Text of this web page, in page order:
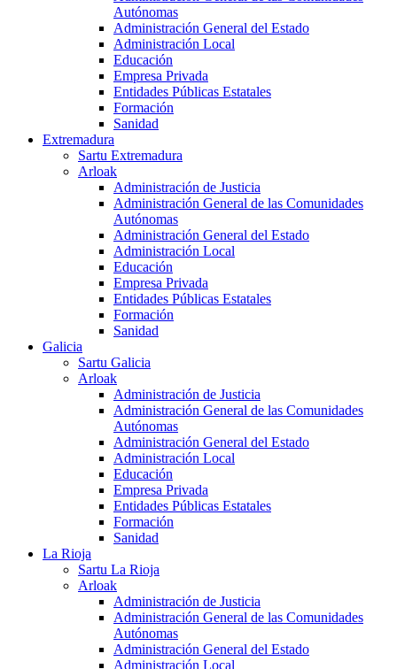
Autónomas
Administración General del Estado
Administración Local
Educación
Empresa Privada
Entidades Públicas Estatales
Formación
Sanidad
Extremadura
Sartu Extremadura
Arloak
Administración de Justicia
Administración General de las Comunidades
Autónomas
Administración General del Estado
Administración Local
Educación
Empresa Privada
Entidades Públicas Estatales
Formación
Sanidad
Galicia
Sartu Galicia
Arloak
Administración de Justicia
Administración General de las Comunidades
Autónomas
Administración General del Estado
Administración Local
Educación
Empresa Privada
Entidades Públicas Estatales
Formación
Sanidad
La Rioja
Sartu La Rioja
Arloak
Administración de Justicia
Administración General de las Comunidades
Autónomas
Administración General del Estado
Administración Local